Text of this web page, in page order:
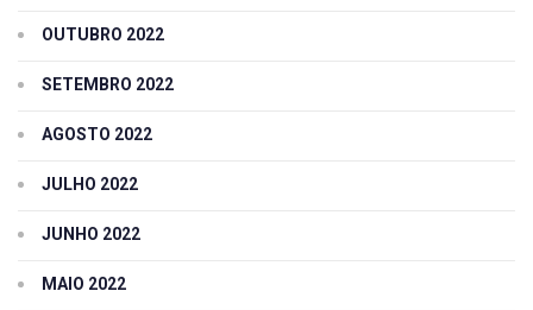
OUTUBRO 2022
SETEMBRO 2022
AGOSTO 2022
JULHO 2022
JUNHO 2022
MAIO 2022